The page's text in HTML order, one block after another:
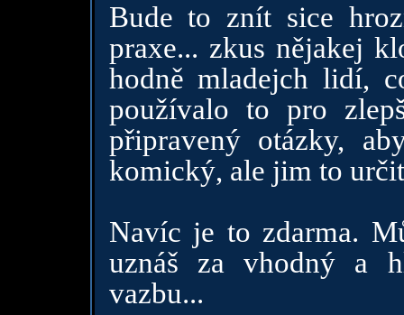
Bude to znít sice
praxe... zkus nějakej
hodně mladejch lidí,
používalo to pro
připravený otázky,
komický, ale jim to
Navíc je to zdarma.
uznáš za vhodný a
vazbu...